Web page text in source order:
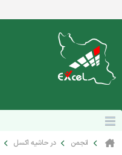
انجمن در حاشیه اکسل